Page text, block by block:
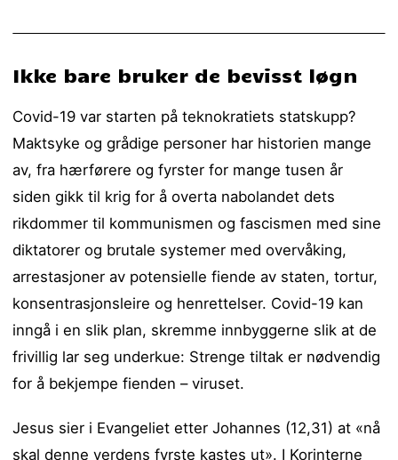
Ikke bare bruker de bevisst løgn
Covid-19 var starten på teknokratiets statskupp?
Maktsyke og grådige personer har historien mange
av, fra hærførere og fyrster for mange tusen år
siden gikk til krig for å overta nabolandet dets
rikdommer til kommunismen og fascismen med sine
diktatorer og brutale systemer med overvåking,
arrestasjoner av potensielle fiende av staten, tortur,
konsentrasjonsleire og henrettelser. Covid-19 kan
inngå i en slik plan, skremme innbyggerne slik at de
frivillig lar seg underkue: Strenge tiltak er nødvendig
for å bekjempe fienden – viruset.
Jesus sier i Evangeliet etter Johannes (12,31) at «nå
skal denne verdens fyrste kastes ut». I Korinterne